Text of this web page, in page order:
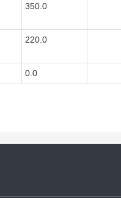
350.0
220.0
0.0